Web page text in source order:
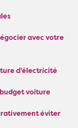
avec votre
d'électricité
voiture
éviter